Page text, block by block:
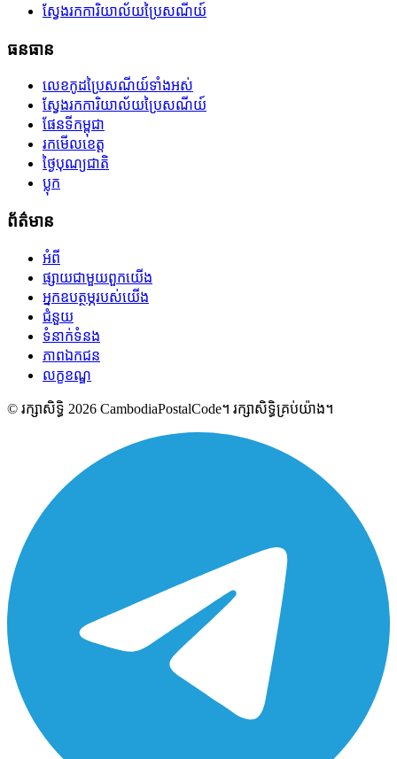
ស្វែងរកការិយាល័យប្រៃសណីយ៍
ធនធាន
លេខកូដប្រៃសណីយ៍ទាំងអស់
ស្វែងរកការិយាល័យប្រៃសណីយ៍
ផែនទីកម្ពុជា
រកមើលខេត្ត
ថ្ងៃបុណ្យជាតិ
ប្លុក
ព័ត៌មាន
អំពី
ផ្សាយជាមួយពួកយើង
អ្នកឧបត្ថម្ភរបស់យើង
ជំនួយ
ទំនាក់ទំនង
ភាពឯកជន
លក្ខខណ្ឌ
© រក្សាសិទ្ធិ 2026 CambodiaPostalCode។ រក្សាសិទ្ធិគ្រប់យ៉ាង។